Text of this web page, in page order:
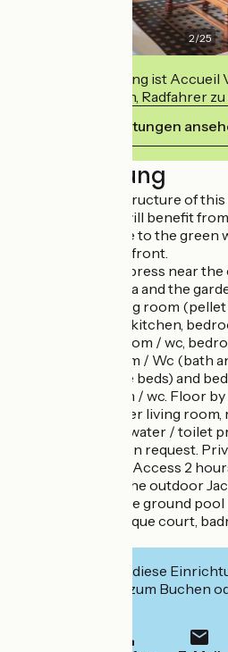
2/25
Diese Einrichtung ist
verpflichtet sich, Radfahrer
Ihre Verpflichtungen
Beschreibung
The impressive structure of
highlighted. You will benefit
cottage very close to the green
character of Domfront.
Old independent press near
pool, jacuzzi, sauna and the
Ground floor: living room
with dining room, kitchen,
private shower room / wc,
cm) with bathroom / Wc (bath
bedroom (2 single beds) and
with shower room / wc. Floor
landing with corner living room,
cm) with room of water / toilet
Possibility dryer on request.
without opposite. Access 2
in a barrel and in the outdoor
2 h beyond). Above ground
September, pétanque court,
Interessiert Sie diese
deren Website zum Buchen